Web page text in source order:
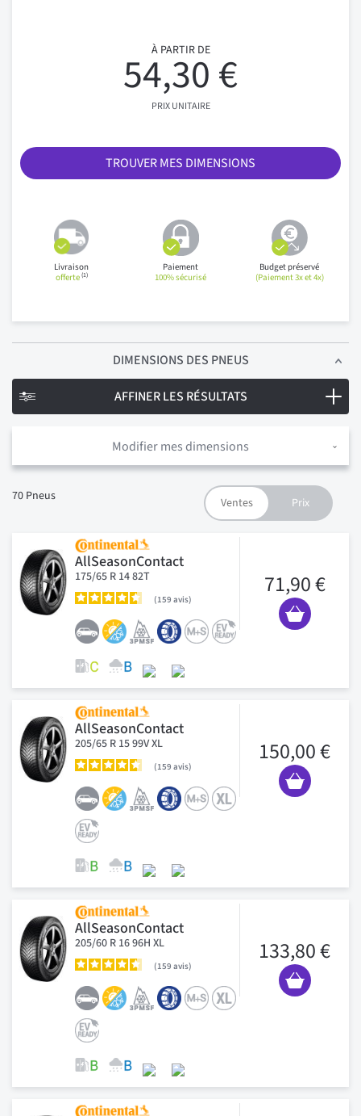
À PARTIR DE
54,30 €
PRIX UNITAIRE
TROUVER MES DIMENSIONS
Livraison
offerte(1)
Paiement
100% sécurisé
Budget préservé
(Paiement 3x et 4x)
DIMENSIONS DES PNEUS
Modifier mes dimensions
70 Pneus
AllSeasonContact
175/65 R 14 82T
159 avis
71,90 €
AllSeasonContact
205/65 R 15 99V XL
159 avis
150,00 €
AllSeasonContact
205/60 R 16 96H XL
159 avis
133,80 €
AFFINER LES RÉSULTATS